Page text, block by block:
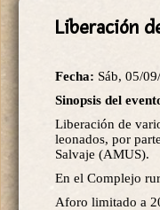
Liberación
Fecha: Sáb, 05/
Sinopsis del
Liberación de
leonados, por
Salvaje (AMUS).
En el Complejo
Aforo limitado a